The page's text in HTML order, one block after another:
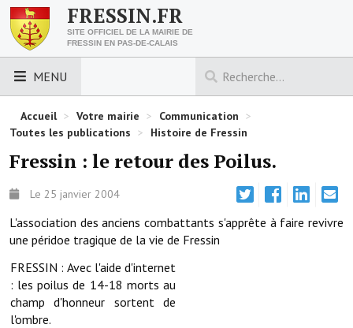
FRESSIN.FR
SITE OFFICIEL DE LA MAIRIE DE
FRESSIN EN PAS-DE-CALAIS
MENU
LES ESSENTIELS
Découvrez Fressin
Urbanisme
Nous contacter
Horaires de la mairie
Accueil > Votre mairie > Communication >
Toutes les publications > Histoire de Fressin
Fressin : le retour des Poilus.
Le 25 janvier 2004
L'association des anciens combattants s'apprête à faire revivre
une péridoe tragique de la vie de Fressin
FRESSIN : Avec l'aide d'internet
: les poilus de 14-18 morts au
champ d'honneur sortent de
l'ombre.